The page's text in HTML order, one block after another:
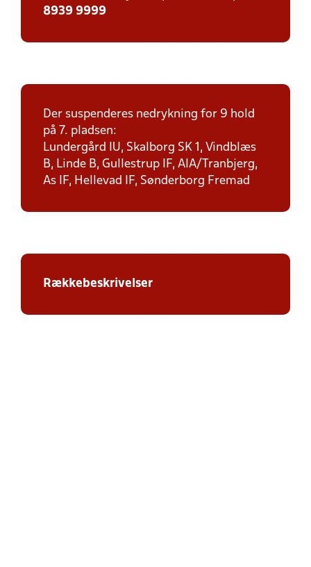
8939 9999
Der suspenderes nedrykning for 9 hold
på 7. pladsen:
Lundergård IU, Skalborg SK 1, Vindblæs
B, Linde B, Gullestrup IF, AIA/Tranbjerg,
As IF, Hellevad IF, Sønderborg Fremad
Rækkebeskrivelser